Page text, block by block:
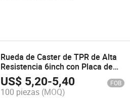
Rueda de Caster de TPR de Alta
Resistencia 6inch con Placa de
Freno
US$ 5,20-5,40 FOB
100 piezas (MOQ)